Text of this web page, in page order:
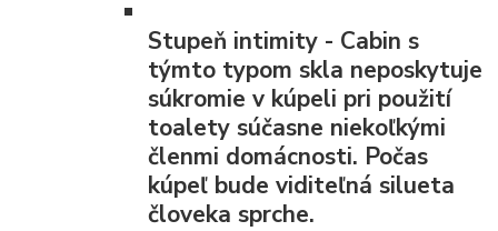
Stupeň intimity - Cabin s
týmto typom skla neposkytuje
súkromie v kúpeli pri použití
toalety súčasne niekoľkými
členmi domácnosti. Počas
kúpeľ bude viditeľná silueta
človeka sprche.